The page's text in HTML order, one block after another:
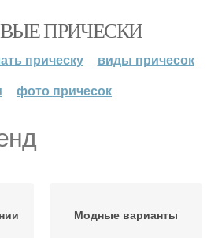
ПРИЧЕСКИ
прическу
виды причесок
фото причесок
Модные варианты